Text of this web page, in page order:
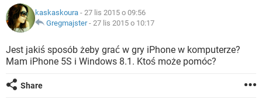
WINDOWS 10
INSTAGRAM FACEBOOK
WINDOWS 10
GRY
IOS NETFLIX
INSTAGRAM FACEBOOK
WINDOWS 10
COVID-19 TIKTOK
GRY
SPOTIFY NETFLIX
ARTYKUŁY
COVID-19 TIKTOK
GRY WHATSAPP
SPOTIFY
kaskaskoura - 27 lis 2015 o 09:56
Gregmajster- 27 lis 2015 o 10:17
Jest jakiś sposób żeby grać w gry iPhone w komputerze?
Mam iPhone 5S i Windows 8.1. Ktoś może pomóc?
Share